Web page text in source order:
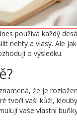
používá každý
nehty a vlasy. Ale
o výsledku.
že je
tvoří vaši kůži,
vaše vlastní